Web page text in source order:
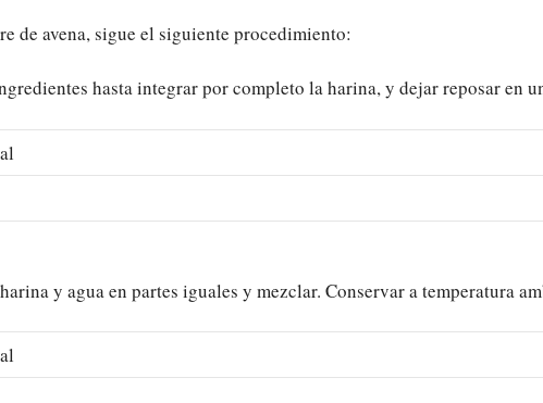
de avena, sigue el siguiente procedimiento:
hasta integrar por completo la harina, y dejar reposar en
y agua en partes iguales y mezclar. Conservar a temperatura